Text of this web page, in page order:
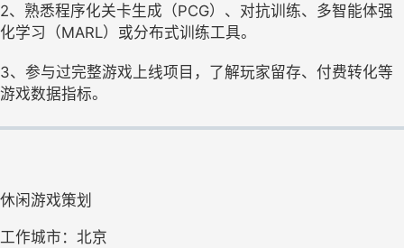
2、熟悉程序化关卡生成（PCG）、对抗训练、多智能体强
化学习（MARL）或分布式训练工具。
3、参与过完整游戏上线项目，了解玩家留存、付费转化等
游戏数据指标。
休闲游戏策划
工作城市：北京